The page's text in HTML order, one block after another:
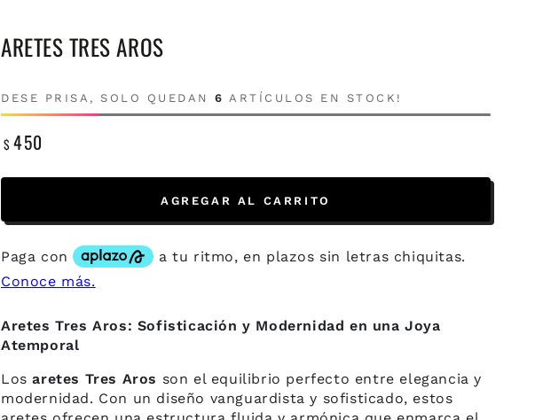
ARETES TRES AROS
DESE PRISA, SOLO QUEDAN 6 ARTÍCULOS EN STOCK!
Precio
$ 450
AGREGAR AL CARRITO
Aretes Tres Aros: Sofisticación y Modernidad en una Joya
Atemporal
Losaretes Tres Aros son el equilibrio perfecto entre elegancia y
modernidad. Con un diseño vanguardista y sofisticado, estos